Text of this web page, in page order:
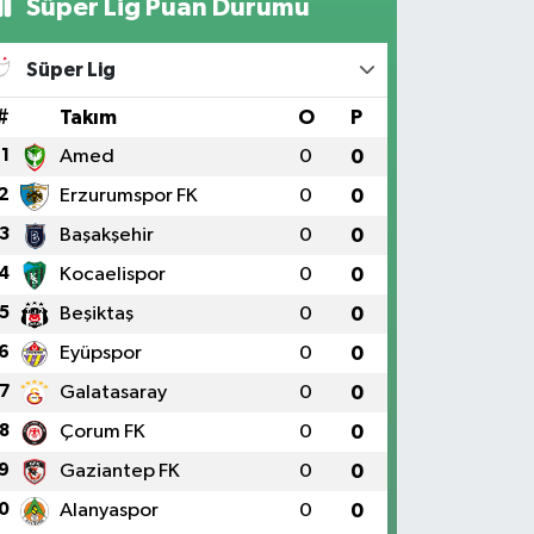
Süper Lig Puan Durumu
Süper Lig
Takım O P
1 Amed 0 0
Erzurumspor FK 0 0
3 Başakşehir 0 0
Kocaelispor 0 0
5 Beşiktaş 0 0
Eyüpspor 0 0
7 Galatasaray 0 0
8 Çorum FK 0 0
Gaziantep FK 0 0
Alanyaspor 0 0